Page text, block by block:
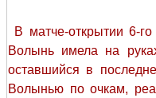
В матче-открытии 6-
Волынь имела на
оставшийся в
Волынью по очкам,